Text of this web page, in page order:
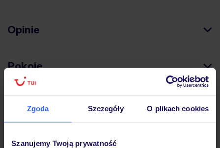
Zgoda Szczegóły O plikach cookies
Szanujemy Twoją prywatność
Opinie
Pokoje
Atrakcje